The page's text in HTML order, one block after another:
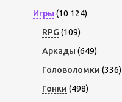
Игры (10 124)
RPG (109)
Аркады (649)
Головоломки (336)
Гонки (498)